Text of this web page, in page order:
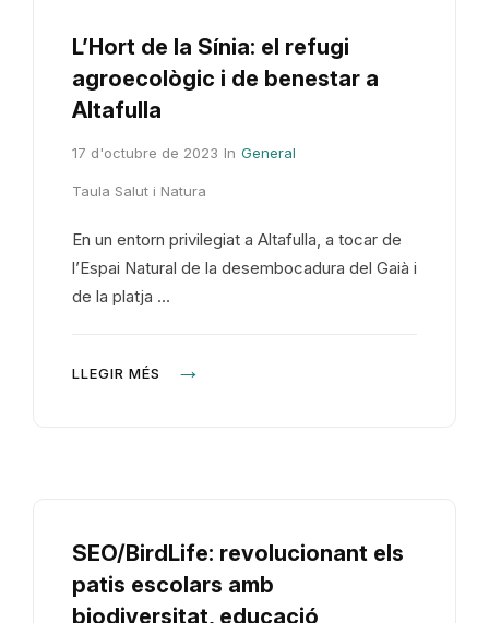
L’Hort de la Sínia: el refugi
agroecològic i de benestar a
Altafulla
17 d'octubre de 2023 In General
Taula Salut i Natura
En un entorn privilegiat a Altafulla, a tocar de
l’Espai Natural de la desembocadura del Gaià i
de la platja …
LLEGIR MÉS
SEO/BirdLife: revolucionant els
patis escolars amb
biodiversitat, educació